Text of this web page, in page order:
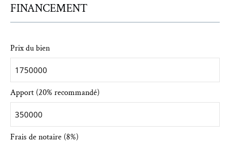
FINANCEMENT
Prix du bien
Apport (20% recommandé)
Frais de notaire (8%)